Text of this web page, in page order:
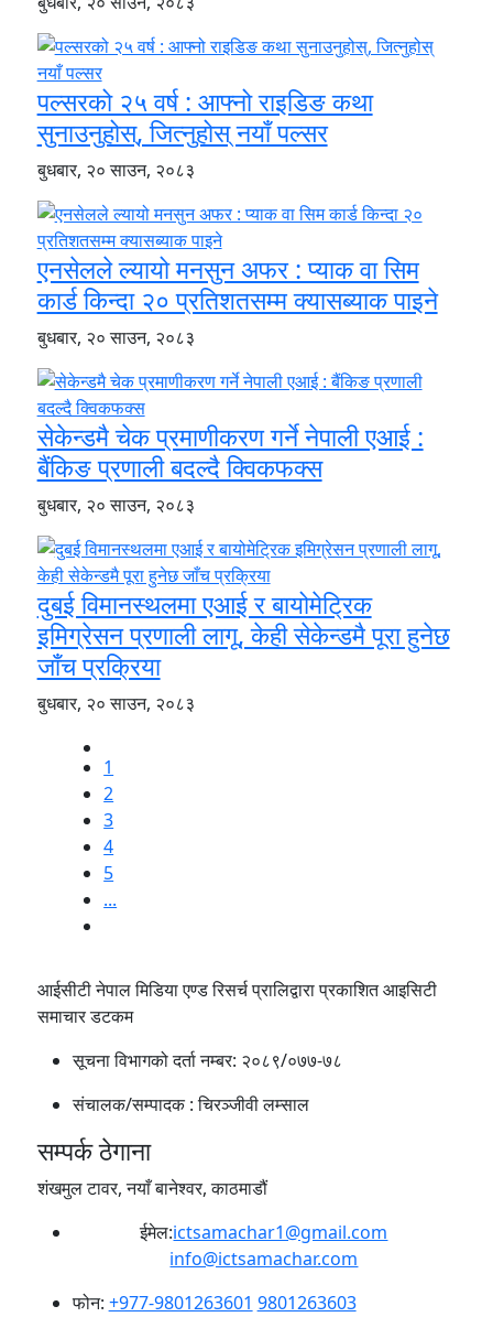
पल्सरको २५ वर्ष : आफ्नो राइडिङ कथा
सुनाउनुहोस्, जित्नुहोस् नयाँ पल्सर
बुधबार, २० साउन, २०८३
एनसेलले ल्यायो मनसुन अफर : प्याक वा सिम
कार्ड किन्दा २० प्रतिशतसम्म क्यासब्याक पाइने
बुधबार, २० साउन, २०८३
सेकेन्डमै चेक प्रमाणीकरण गर्ने नेपाली एआई :
बैंकिङ प्रणाली बदल्दै क्विकफक्स
बुधबार, २० साउन, २०८३
दुबई विमानस्थलमा एआई र बायोमेट्रिक
इमिग्रेसन प्रणाली लागू, केही सेकेन्डमै पूरा हुनेछ
जाँच प्रक्रिया
बुधबार, २० साउन, २०८३
1
2
3
4
5
...
आईसीटी नेपाल मिडिया एण्ड रिसर्च प्रालिद्वारा प्रकाशित आइसिटी
समाचार डटकम
सूचना विभागको दर्ता नम्बर: २०८९/०७७-७८
संचालक/सम्पादक :चिरञ्जीवी लम्साल
सम्पर्क ठेगाना
शंखमुल टावर, नयाँ बानेश्वर, काठमाडौं
ईमेल:ictsamachar1@gmail.com
info@ictsamachar.com
फोन: +977-9801263601 9801263603